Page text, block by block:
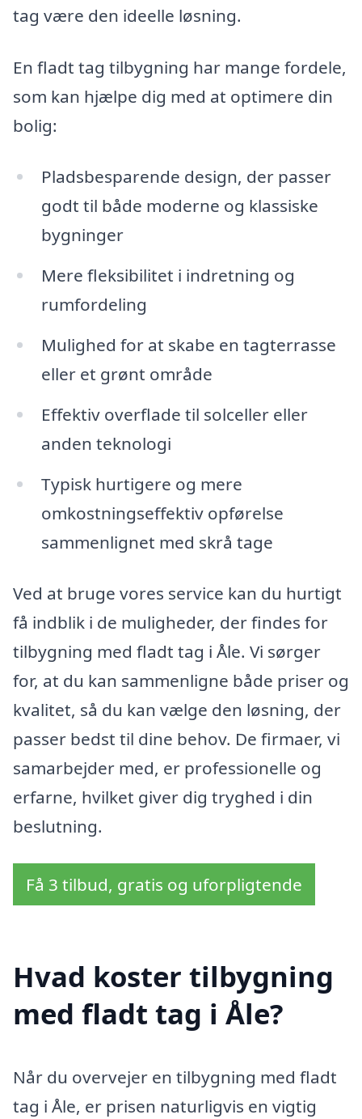
tag være den ideelle løsning.
En fladt tag tilbygning har mange fordele,
som kan hjælpe dig med at optimere din
bolig:
Pladsbesparende design, der passer
godt til både moderne og klassiske
bygninger
Mere fleksibilitet i indretning og
rumfordeling
Mulighed for at skabe en tagterrasse
eller et grønt område
Effektiv overflade til solceller eller
anden teknologi
Typisk hurtigere og mere
omkostningseffektiv opførelse
sammenlignet med skrå tage
Ved at bruge vores service kan du hurtigt
få indblik i de muligheder, der findes for
tilbygning med fladt tag i Åle. Vi sørger
for, at du kan sammenligne både priser og
kvalitet, så du kan vælge den løsning, der
passer bedst til dine behov. De firmaer, vi
samarbejder med, er professionelle og
erfarne, hvilket giver dig tryghed i din
beslutning.
Få 3 tilbud, gratis og uforpligtende
Hvad koster tilbygning
med fladt tag i Åle?
Når du overvejer en tilbygning med fladt
tag i Åle, er prisen naturligvis en vigtig